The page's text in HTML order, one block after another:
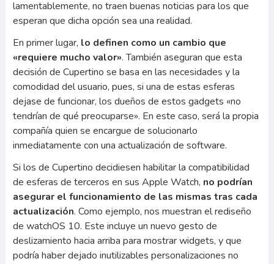
lamentablemente, no traen buenas noticias para los que
esperan que dicha opción sea una realidad.
En primer lugar, lo definen como un cambio que
«requiere mucho valor». También aseguran que esta
decisión de Cupertino se basa en las necesidades y la
comodidad del usuario, pues, si una de estas esferas
dejase de funcionar, los dueños de estos gadgets «no
tendrían de qué preocuparse». En este caso, será la propia
compañía quien se encargue de solucionarlo
inmediatamente con una actualización de software.
Si los de Cupertino decidiesen habilitar la compatibilidad
de esferas de terceros en sus Apple Watch, no podrían
asegurar el funcionamiento de las mismas tras cada
actualización. Como ejemplo, nos muestran el rediseño
de watchOS 10. Este incluye un nuevo gesto de
deslizamiento hacia arriba para mostrar widgets, y que
podría haber dejado inutilizables personalizaciones no